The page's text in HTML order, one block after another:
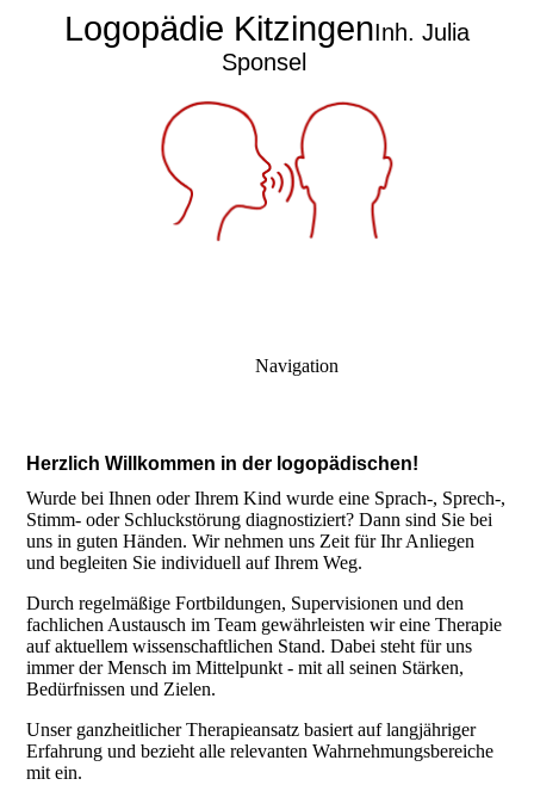
Logopädie KitzingenInh. Julia
Sponsel
Navigation
Herzlich Willkommen in der logopädischen!
Wurde bei Ihnen oder Ihrem Kind wurde eine Sprach-, Sprech-,
Stimm- oder Schluckstörung diagnostiziert? Dann sind Sie bei
uns in guten Händen. Wir nehmen uns Zeit für Ihr Anliegen
und begleiten Sie individuell auf Ihrem Weg.
Durch regelmäßige Fortbildungen, Supervisionen und den
fachlichen Austausch im Team gewährleisten wir eine Therapie
auf aktuellem wissenschaftlichen Stand. Dabei steht für uns
immer der Mensch im Mittelpunkt - mit all seinen Stärken,
Bedürfnissen und Zielen.
Unser ganzheitlicher Therapieansatz basiert auf langjähriger
Erfahrung und bezieht alle relevanten Wahrnehmungsbereiche
mit ein.